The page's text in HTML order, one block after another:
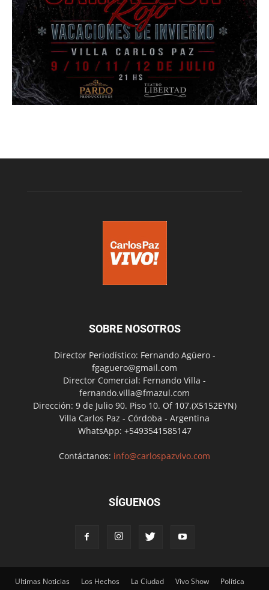
SOBRE NOSOTROS
Director Periodístico: Fernando Agüero -
fgaguero@gmail.com
Director Comercial: Fernando Villa -
fernando.villa@fmazul.com
Dirección: 9 de Julio 90. Piso 10. Of 107.(X5152EYN)
Villa Carlos Paz - Córdoba - Argentina
WhatsApp: +5493541585147
Contáctanos: info@carlospazvivo.com
SÍGUENOS
Ultimas Noticias Los Hechos La Ciudad Vivo Show
Política